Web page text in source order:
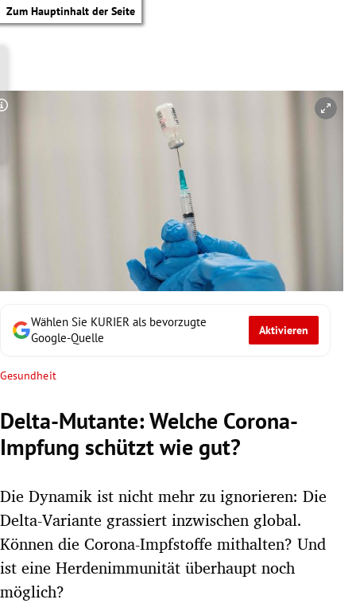
Zum Hauptinhalt der Seite
Untermenü
Untermenü
Untermenü
Untermenü
Untermenü
Untermenü
Untermenü
Untermenü
Wählen Sie KURIER als bevorzugte
Google-Quelle
Aktivieren
Gesundheit
Delta-Mutante: Welche Corona-
Impfung schützt wie gut?
Die Dynamik ist nicht mehr zu ignorieren: Die
Delta-Variante grassiert inzwischen global.
Können die Corona-Impfstoffe mithalten? Und
ist eine Herdenimmunität überhaupt noch
möglich?
Copyright-Hinweis öffnen/schließen